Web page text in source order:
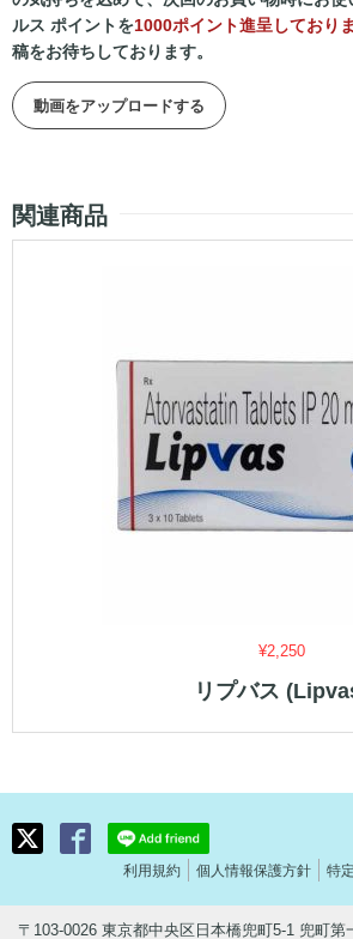
ルス ポイントを1000ポイント進呈しておりま
稿をお待ちしております。
動画をアップロードする
関連商品
¥2,250
リプバス
利用規約 個人情報保護方針 特
〒103-0026 東京都中央区日本橋兜町5-1 兜町第